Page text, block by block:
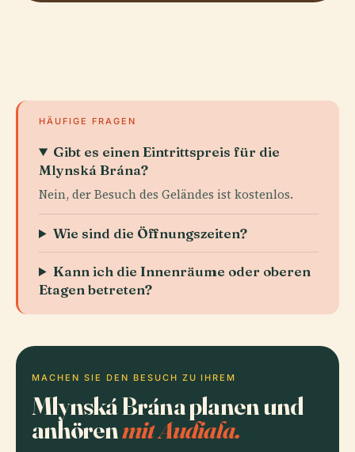
HÄUFIGE FRAGEN
Gibt es einen Eintrittspreis für die
Mlynská Brána?
Nein, der Besuch des Geländes ist kostenlos.
Wie sind die Öffnungszeiten?
Kann ich die Innenräume oder oberen
Etagen betreten?
MACHEN SIE DEN BESUCH ZU IHREM
Mlynská Brána planen und
anhörenmit Audiala.